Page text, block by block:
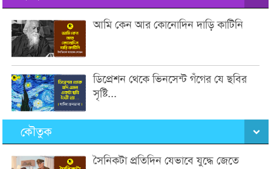
আমি কেন আর কোনোদিন দাড়ি কাটিনি
ডিপ্রেশন থেকে ভিনসেন্ট গঁগের যে ছবির
সৃষ্টি...
কৌতুক
সৈনিকটা প্রতিদিন যেভাবে যুদ্ধে জেতে